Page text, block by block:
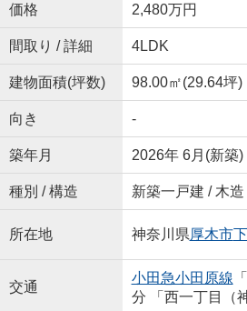
価格 2,480万円
間取り / 詳細 4LDK
建物面積(坪数) 98.00㎡(29.64坪)
向き -
築年月 2026年 6月(新築)
種別 / 構造 新築一戸建 / 木造
所在地 神奈川県厚木市
交通
小田急小田原線 「
分 「西一丁目（